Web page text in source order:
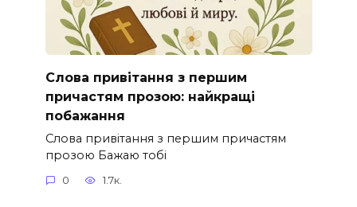
Слова привітання з першим
причастям прозою: найкращі
побажання
Слова привітання з першим причастям
прозою Бажаю тобі
0 1.7к.